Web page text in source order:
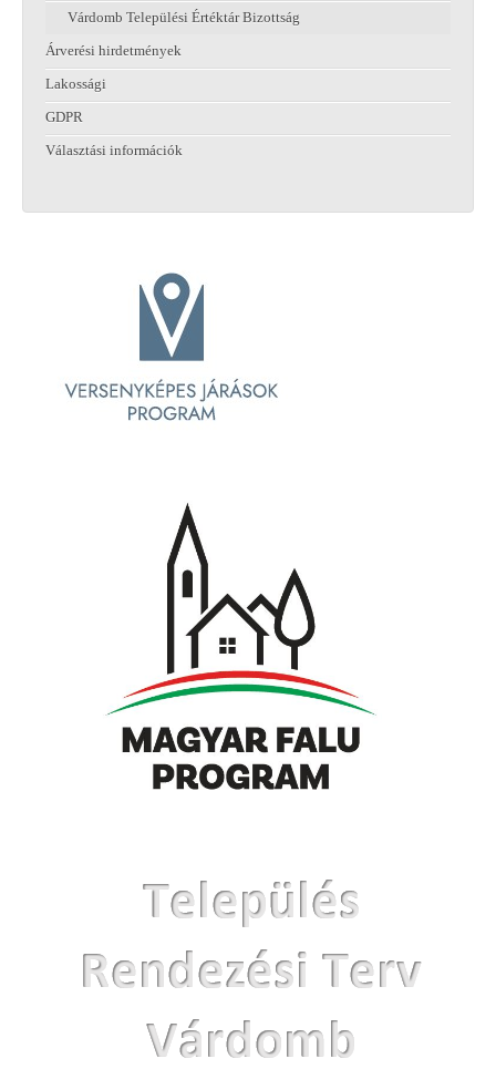
Várdomb Települési Értéktár Bizottság
Árverési hirdetmények
Lakossági
GDPR
Választási információk